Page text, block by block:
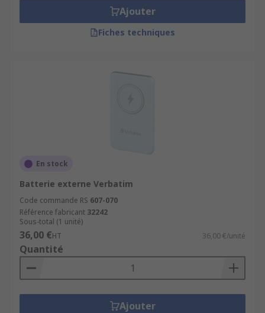
Ajouter
Fiches techniques
En stock
Batterie externe Verbatim
Code commande RS 607-070
Référence fabricant 32242
Sous-total (1 unité)
36,00 €HT 36,00 €/unité
Quantité
Ajouter